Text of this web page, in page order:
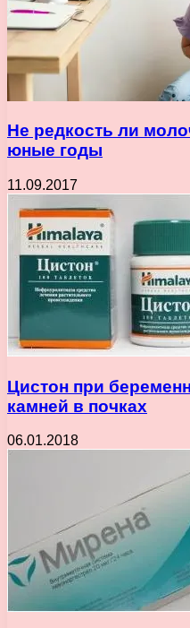
Не редкость ли
юные годы
11.09.2017
Цистон при
камней в почках
06.01.2018